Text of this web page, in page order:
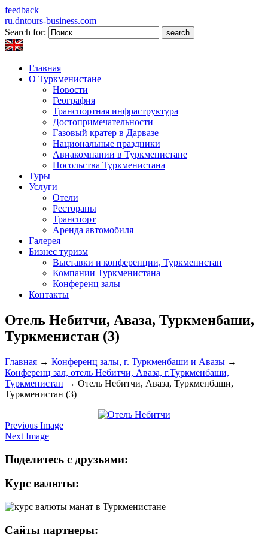
feedback
ru.dntours-business.com
Search for:
Главная
О Туркменистане
Новости
География
Транспортная инфраструктура
Достопримечательности
Газовый кратер в Дарвазе
Национальные праздники
Авиакомпании в Туркменистане
Посольства Туркменистана
Туры
Услуги
Отели
Рестораны
Транспорт
Аренда автомобиля
Галерея
Бизнес туризм
Выставки и конференции, Туркменистан
Компании Туркменистана
Конференц залы
Контакты
Отель Небитчи, Аваза, Туркменбаши,
Туркменистан (3)
Главная → Конференц залы, г. Туркменбаши и Авазы →
Конференц зал, отель Небитчи, Аваза, г.Туркменбаши,
Туркменистан → Отель Небитчи, Аваза, Туркменбаши,
Туркменистан (3)
Previous Image
Next Image
Поделитесь с друзьями:
Курс валюты:
Сайты партнеры: